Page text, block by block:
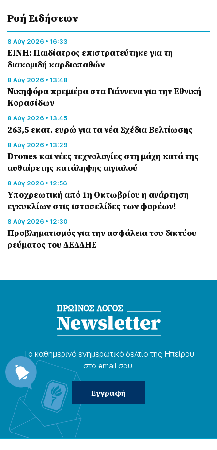
Ροή Eιδήσεων
8 Αύγ 2026 • 16:33
ΕΙΝΗ: Παιδίατρος επιστρατεύτηκε για τη
διακομιδή καρδιοπαθών
8 Αύγ 2026 • 13:48
Nικηφόρα πρεμιέρα στα Γιάννενα για την Εθνική
Κορασίδων
8 Αύγ 2026 • 13:45
263,5 εκατ. ευρώ για τα νέα Σχέδια Βελτίωσης
8 Αύγ 2026 • 13:29
Drones και νέες τεχνολογίες στη μάχη κατά της
αυθαίρετης κατάληψης αιγιαλού
8 Αύγ 2026 • 12:56
Υποχρεωτική από 1η Οκτωβρίου η ανάρτηση
εγκυκλίων στις ιστοσελίδες των φορέων!
8 Αύγ 2026 • 12:30
Προβληματισμός για την ασφάλεια του δικτύου
ρεύματος του ΔΕΔΔΗΕ
Το καθημερɩνό ενημερωτɩκό δελτίο της Ηπείρου
στο email σου.